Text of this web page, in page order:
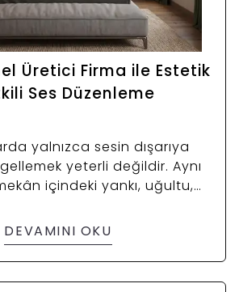
Üretici Firma ile Estetik
Ses Düzenleme
yalnızca sesin dışarıya
yeterli değildir. Aynı
içindeki yankı, uğultu,
gerekir. Bu noktada akustik
devreye girer
DEVAMINI OKU